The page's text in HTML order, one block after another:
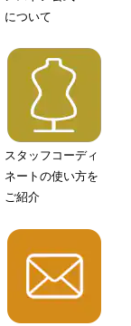
について
スタッフコーディ
ネートの使い方を
ご紹介